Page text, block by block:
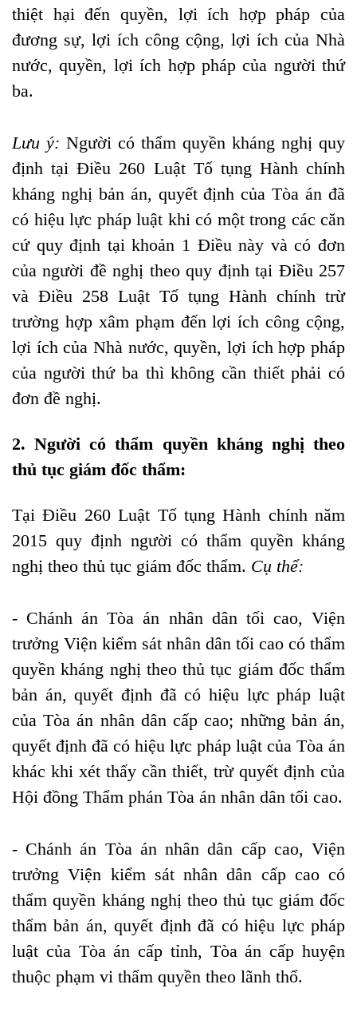
thiệt hại đến quyền, lợi ích hợp pháp của
đương sự, lợi ích công cộng, lợi ích của Nhà
nước, quyền, lợi ích hợp pháp của người thứ
ba.
Lưu ý: Người có thẩm quyền kháng nghị quy
định tạiĐiều 260 Luật Tố tụng Hành chính
kháng nghị bản án, quyết định của Tòa án đã
có hiệu lực pháp luật khi có một trong các căn
cứ quy định tại khoản 1 Điều này và có đơn
của người đề nghị theo quy định tại Điều 257
và Điều 258 Luật Tố tụng Hành chính trừ
trường hợp xâm phạm đến lợi ích công cộng,
lợi ích của Nhà nước, quyền, lợi ích hợp pháp
của người thứ ba thì không cần thiết phải có
đơn đề nghị.
2. Người có thẩm quyền kháng nghị theo
thủ tục giám đốc thẩm:
Tại Điều 260 Luật Tố tụng Hành chính năm
2015 quy định người có thẩm quyền kháng
nghị theo thủ tục giám đốc thẩm. Cụ thể:
- Chánh án Tòa án nhân dân tối cao, Viện
trưởng Viện kiểm sát nhân dân tối cao có thẩm
quyền kháng nghị theo thủ tục giám đốc thẩm
bản án, quyết định đã có hiệu lực pháp luật
của Tòa án nhân dân cấp cao; những bản án,
quyết định đã có hiệu lực pháp luật của Tòa án
khác khi xét thấy cần thiết, trừ quyết định của
Hội đồng Thẩm phán Tòa án nhân dân tối cao.
- Chánh án Tòa án nhân dân cấp cao, Viện
trưởng Viện kiểm sát nhân dân cấp cao có
thẩm quyền kháng nghị theo thủ tục giám đốc
thẩm bản án, quyết định đã có hiệu lực pháp
luật của Tòa án cấp tỉnh, Tòa án cấp huyện
thuộc phạm vi thẩm quyền theo lãnh thổ.